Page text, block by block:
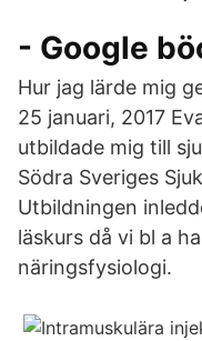
- Google
Hur jag lärde mig
25 januari, 2017
utbildade mig till
Södra Sveriges
Utbildningen
läskurs då vi bl a
näringsfysiologi.